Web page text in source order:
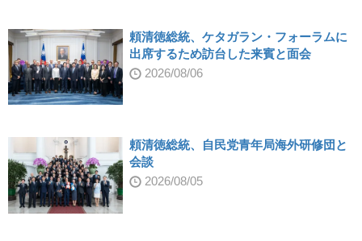
頼清徳総統、ケタガラン・フォーラムに
出席するため訪台した来賓と面会
2026/08/06
頼清徳総統、自民党青年局海外研修団と
会談
2026/08/05